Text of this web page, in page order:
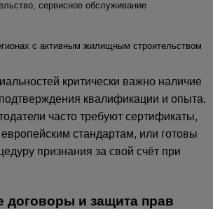
сервисное обслуживание
с активным жилищным строительством
критически важно наличие
квалификации и опыта.
часто требуют сертификаты,
стандартам, или готовы
признания за свой счёт при
договоры и защита прав